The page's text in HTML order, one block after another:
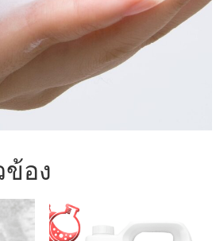
อง